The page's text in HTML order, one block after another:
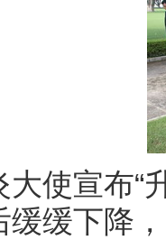
宣布“升
缓缓下降